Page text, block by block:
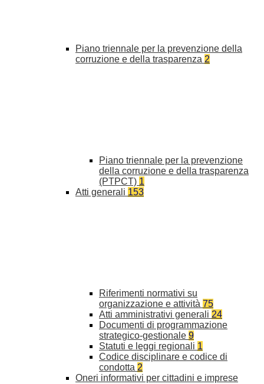
Piano triennale per la prevenzione della
corruzione e della trasparenza 2
Piano triennale per la prevenzione
della corruzione e della trasparenza
(PTPCT) 1
Atti generali 153
Riferimenti normativi su
organizzazione e attività 75
Atti amministrativi generali 24
Documenti di programmazione
strategico-gestionale 9
Statuti e leggi regionali 1
Codice disciplinare e codice di
condotta 2
Oneri informativi per cittadini e imprese